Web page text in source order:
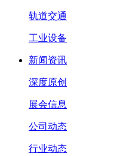
轨道交通
工业设备
新闻资讯
深度原创
展会信息
公司动态
行业动态